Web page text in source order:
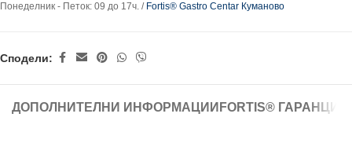
Понеделник - Петок: 09 до 17ч. / Fortis® Gastro Centar Куманово
Сподели:
ДОПОЛНИТЕЛНИ ИНФОРМАЦИИ FORTIS®